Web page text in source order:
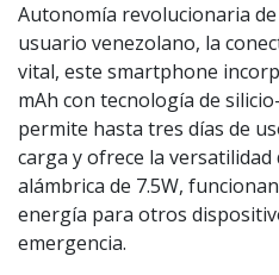
Autonomía revolucionaria
usuario venezolano, la
vital, este smartphone
mAh con tecnología de
permite hasta tres días de
carga y ofrece la
alámbrica de 7.5W,
energía para otros
emergencia.